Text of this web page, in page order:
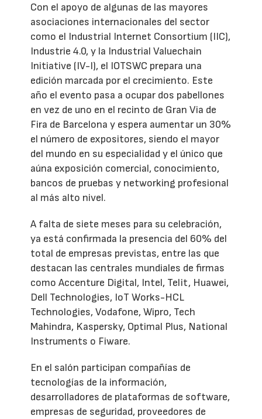
Con el apoyo de algunas de las mayores
asociaciones internacionales del sector
como el Industrial Internet Consortium (IIC),
Industrie 4.0, y la Industrial Valuechain
Initiative (IV-I), el IOTSWC prepara una
edición marcada por el crecimiento. Este
año el evento pasa a ocupar dos pabellones
en vez de uno en el recinto de Gran Via de
Fira de Barcelona y espera aumentar un 30%
el número de expositores, siendo el mayor
del mundo en su especialidad y el único que
aúna exposición comercial, conocimiento,
bancos de pruebas y networking profesional
al más alto nivel.
A falta de siete meses para su celebración,
ya está confirmada la presencia del 60% del
total de empresas previstas, entre las que
destacan las centrales mundiales de firmas
como Accenture Digital, Intel, Telit, Huawei,
Dell Technologies, IoT Works-HCL
Technologies, Vodafone, Wipro, Tech
Mahindra, Kaspersky, Optimal Plus, National
Instruments o Fiware.
En el salón participan compañías de
tecnologías de la información,
desarrolladores de plataformas de software,
empresas de seguridad, proveedores de